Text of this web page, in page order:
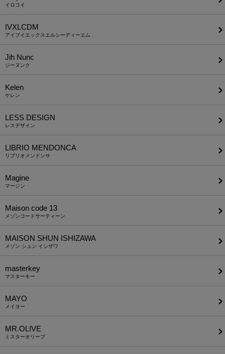
イロコイ
IVXLCDM
アイブイエックスエルシーディーエム
Jih Nunc
ジーヌンク
Kelen
ケレン
LESS DESIGN
レスデザイン
LIBRIO MENDONCA
リブリオメンドンサ
Magine
マージン
Maison code 13
メゾンコードサーティーン
MAISON SHUN ISHIZAWA
メゾン シュン イシザワ
masterkey
マスターキー
MAYO
メイヨー
MR.OLIVE
ミスターオリーブ